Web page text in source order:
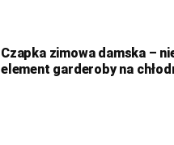
Czapka zimowa damska –
element garderoby na